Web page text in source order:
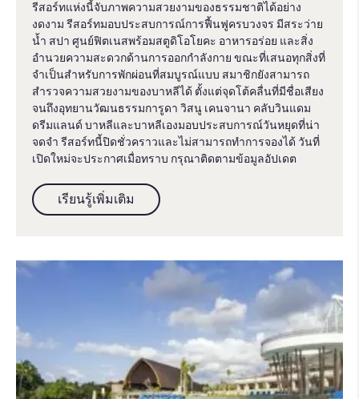
รีสอร์ทแห่งนี้จับภาพความสวยงามของธรรมชาติได้อย่าง
งดงาม รีสอร์ทมอบประสบการณ์การฟื้นฟูครบวงจร มีสระว่าย
น้ำ สปา ศูนย์ฟิตเนสพร้อมสตูดิโอโยคะ อาหารอร่อย และสิ่ง
อำนวยความสะดวกด้านการออกกำลังกาย ขณะที่เสนอทุกสิ่งที่
จำเป็นสำหรับการพักผ่อนที่สมบูรณ์แบบ สมาชิกยังสามารถ
สำรวจความสวยงามของบาหลีได้ ตั้งแต่จุดโต้คลื่นที่มีชื่อเสียง
จนถึงอุทยานวัฒนธรรมการูดา วิสนู เคนจานา คลับวินแดม
ดรีมแลนด์ บาหลีและบาหลีเองมอบประสบการณ์วันหยุดที่น่า
จดจำ รีสอร์ทนี้ปิดชั่วคราวและไม่สามารถทำการจองได้ วันที่
เปิดใหม่จะประกาศเมื่อทราบ กรุณาติดตามข้อมูลอัปเดต
เรียนรู้เพิ่มเติม